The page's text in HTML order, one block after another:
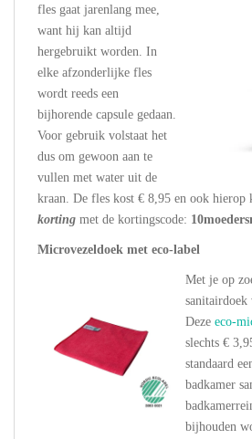
fles gaat jarenlang mee,
want hij kan altijd
hergebruikt worden. In
elke afzonderlijke fles
wordt reeds een
bijhorende capsule gedaan.
Voor gebruik volstaat het
dus om gewoon aan te
vullen met water uit de
kraan. De fles kost € 8,95 en ook hierop
korting met de kortingscode:
Microvezeldoek met eco-label
Met je op
sanitairdoek
Deze eco-
slechts €
standaard
badkamer
bijhouden